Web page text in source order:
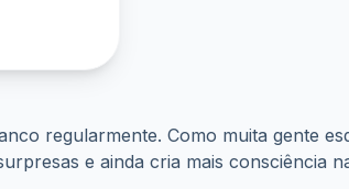
regularmente. Como muita gente
e ainda cria mais consciência